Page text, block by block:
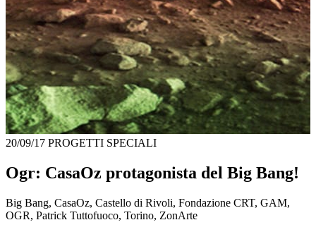
20/09/17 PROGETTI SPECIALI
Ogr: CasaOz protagonista del Big Bang!
Big Bang, CasaOz, Castello di Rivoli, Fondazione CRT, GAM,
OGR, Patrick Tuttofuoco, Torino, ZonArte